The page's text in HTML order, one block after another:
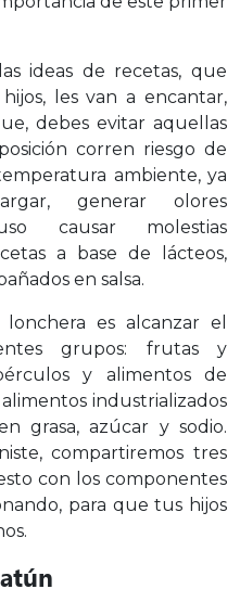
ideas de recetas, que
les van a encantar,
debes evitar aquellas
corren riesgo de
ambiente, ya
generar olores
causar molestias
a base de lácteos,
en salsa.
es alcanzar el
grupos: frutas y
y alimentos de
industrializados
grasa, azúcar y sodio.
compartiremos tres
con los componentes
para que tus hijos